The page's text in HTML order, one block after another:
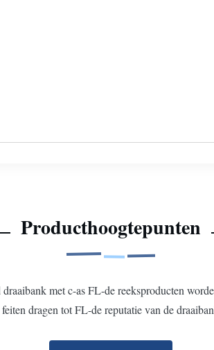
Producthoogtepunten
met c-as FL-de reeksproducten
dragen tot FL-de reputatie van de